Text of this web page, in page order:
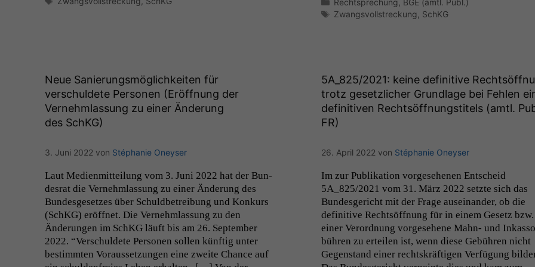
Schlagwörter
Zwangsvollstreckung SchKG
Neue Sanierungsmöglichkeiten für
verschuldete Personen (Eröffnung der
Vernehmlassung zu einer Änderung
des SchKG)
3. Juni 2022 von Stéphanie Oneyser
Laut Medi­en­mit­teilung vom 3. Juni 2022 hat der Bun­
desrat die Vernehm­las­sung zu ein­er Änderung des
Bun­des­ge­set­zes über Schuld­be­trei­bung und Konkurs
(SchKG) eröffnet. Die Vernehm­las­sung zu den
Änderun­gen im SchKG läuft bis am 26. Sep­tem­ber
2022. “Ver­schuldete Per­so­n­en sollen kün­ftig unter
bes­timmten Voraus­set­zun­gen eine zweite Chance auf
5A_825/2021: keine definitive
trotz gesetzlicher Grundlage bei Fehlen
definitiven Rechtsöffnungstitels (amtl.
FR)
26. April 2022 von Stéphanie Oneyser
Im zur Pub­lika­tion vorge­se­henen Entscheid
5A_825/2021 vom 31. März 2022 set­zte sich das
Bun­des­gericht mit der Frage auseinan­der, ob die
defin­i­tive Recht­söff­nung für in einem Gesetz
ein­er Verord­nung vorge­se­hene Mahn- und
bühren zu erteilen ist, wenn diese Gebühren nicht
Gegen­stand ein­er recht­skräfti­gen Ver­fü­gung
Cookies
Diese
damit die
Website
korrekt
angezeigt
Um unsere
Website zu
verbessern,
zeichnen
wir
anonyme
statistische
Daten auf.